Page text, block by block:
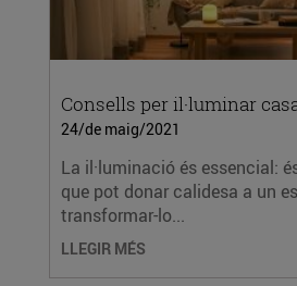
Consells per il·luminar
24/de maig/2021
La il·luminació és essencial:
que pot donar calidesa a un
transformar-lo...
LLEGIR MÉS